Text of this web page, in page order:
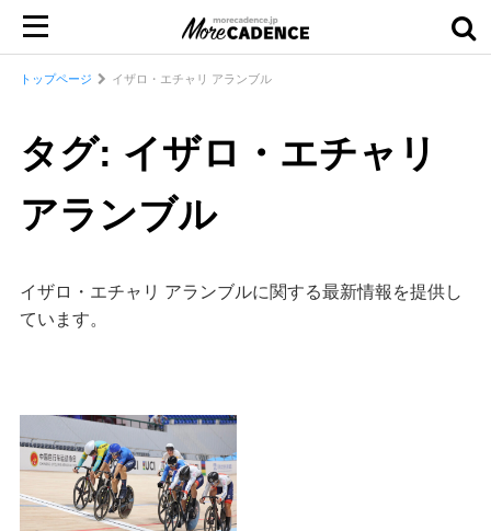
トップページ イザロ・エチャリ アランブル
タグ: イザロ・エチャリ
アランブル
イザロ・エチャリ アランブルに関する最新情報を提供し
ています。